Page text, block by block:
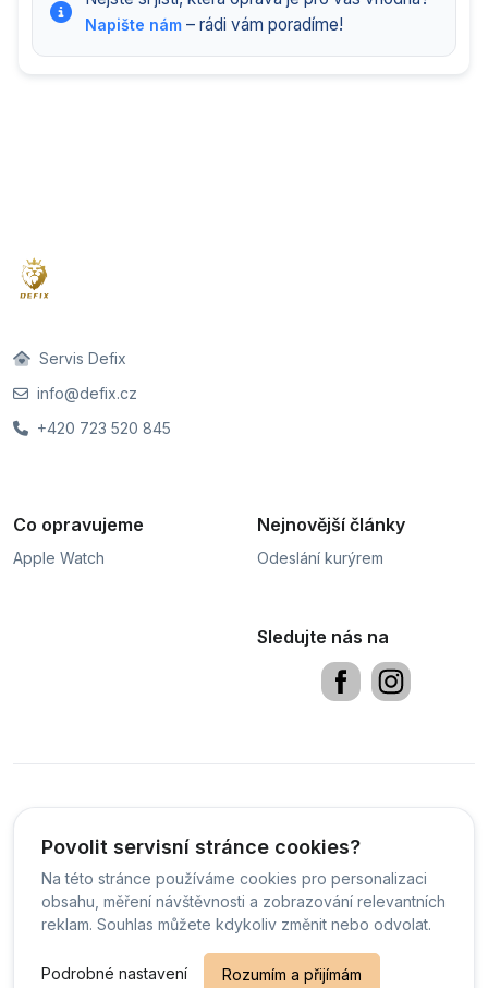
Napište nám– rádi vám poradíme!
Povolit servisní stránce cookies?
Na této stránce používáme cookies pro personalizaci
obsahu, měření návštěvnosti a zobrazování relevantních
reklam. Souhlas můžete kdykoliv změnit nebo odvolat.
Podrobné nastavení Rozumím a přijímám
Servis Defix
info@defix.cz
+420 723 520 845
Co opravujeme
Apple Watch
Nejnovější články
Odeslání kurýrem
Sledujte nás na
Čeština
Všechna práva vyhrazena.-
Změnit preference cookies